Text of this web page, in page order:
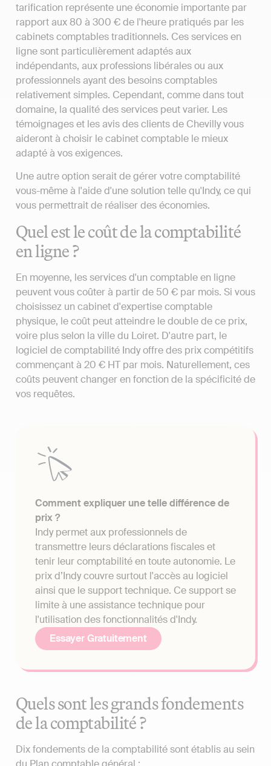
tarification représente une économie importante par
rapport aux 80 à 300 € de l'heure pratiqués par les
cabinets comptables traditionnels. Ces services en
ligne sont particulièrement adaptés aux
indépendants, aux professions libérales ou aux
professionnels ayant des besoins comptables
relativement simples. Cependant, comme dans tout
domaine, la qualité des services peut varier. Les
témoignages et les avis des clients de Chevilly vous
aideront à choisir le cabinet comptable le mieux
adapté à vos exigences.
Une autre option serait de gérer votre comptabilité
vous-même à l'aide d'une solution telle qu'Indy, ce qui
vous permettrait de réaliser des économies.
Quel est le coût de la comptabilité
en ligne ?
En moyenne, les services d'un comptable en ligne
peuvent vous coûter à partir de 50 € par mois. Si vous
choisissez un cabinet d'expertise comptable
physique, le coût peut atteindre le double de ce prix,
voire plus selon la ville du Loiret. D'autre part, le
logiciel de comptabilité Indy offre des prix compétitifs
commençant à 20 € HT par mois. Naturellement, ces
coûts peuvent changer en fonction de la spécificité de
vos requêtes.
Comment expliquer une telle différence de
prix ?
Indy permet aux professionnels de
transmettre leurs déclarations fiscales et
tenir leur comptabilité en toute autonomie. Le
prix d’Indy couvre surtout l'accès au logiciel
ainsi que le support technique. Ce support se
limite à une assistance technique pour
l'utilisation des fonctionnalités d'Indy.
Essayer Gratuitement
Quels sont les grands fondements
de la comptabilité ?
Dix fondements de la comptabilité sont établis au sein